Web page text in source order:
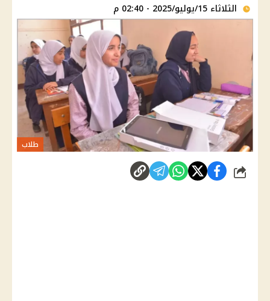
الثلاثاء 15/يوليو/2025 - 02:40 م
طلاب
شارك